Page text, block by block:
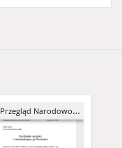
Przegląd Narodowościowy, 1